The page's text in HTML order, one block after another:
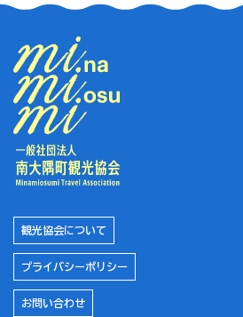
観光協会について
プライバシーポリシー
お問い合わせ